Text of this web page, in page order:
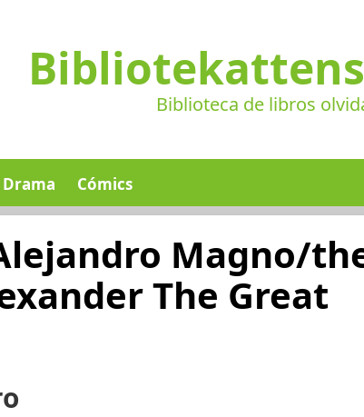
Biblioteca de libros
Drama Cómics
Magno/
The Great